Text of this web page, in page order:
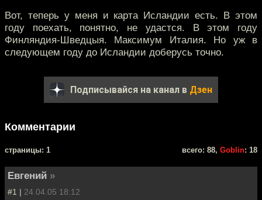
Вот, теперь у меня и карта Исландии есть. В этом
году поехать, понятно, не удастся. В этом году
Финляндия-Шведцыя. Максимум Италия. Но уж в
следующем году до Исландии доберусь точно.
Подписывайся на канал в Дзен
Комментарии
cтраницы: 1 всего: 88, Goblin: 18
Евгений »
#1 | 24.04.05 18:12